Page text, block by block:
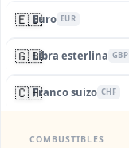
🇪🇺Euro EUR
🇬🇧Libra esterlina GBP
🇨🇭Franco suizo CHF
COMBUSTIBLES